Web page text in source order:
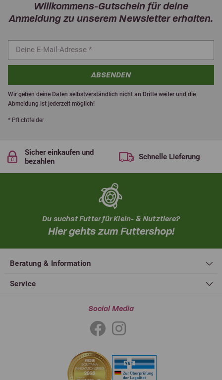
Willkommens-Gutschein für deine
Anmeldung zu unserem Newsletter erhalten.
ABSENDEN
Wir geben deine Daten selbstverständlich nicht an Dritte weiter und die
Abmeldung ist jederzeit möglich!
* Pflichtfelder
Sicher einkaufen und
bezahlen
Schnelle Lieferung
Du suchst Futter für Klein- & Nutztiere?
Hier gehts zum Futtershop!
Beratung & Information
Service
Social Media